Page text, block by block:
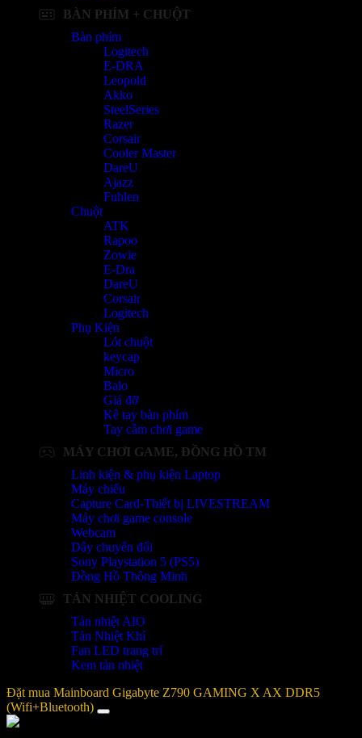
BÀN PHÍM + CHUỘT
Bàn phím
Logitech
E-DRA
Leopold
Akko
SteelSeries
Razer
Corsair
Cooler Master
DareU
Ajazz
Fuhlen
Chuột
ATK
Rapoo
Zowie
E-Dra
DareU
Corsair
Logitech
Phụ Kiện
Lót chuột
keycap
Micro
Balo
Giá đỡ
Kê tay bàn phím
Tay cầm chơi game
MÁY CHƠI GAME, ĐỒNG HỒ TM
Linh kiện & phụ kiện Laptop
Máy chiếu
Capture Card-Thiết bị LIVESTREAM
Máy chơi game console
Webcam
Dây chuyển đổi
Sony Playstation 5 (PS5)
Đồng Hồ Thông Minh
TẢN NHIỆT COOLING
Tản nhiệt AIO
Tản Nhiệt Khí
Fan LED trang trí
Kem tản nhiệt
Đặt mua Mainboard Gigabyte Z790 GAMING X AX DDR5
(Wifi+Bluetooth)